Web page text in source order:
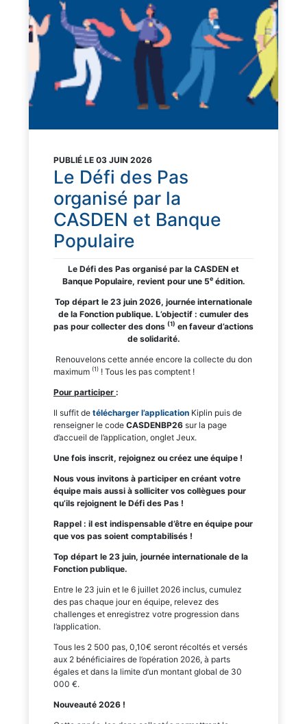
PUBLIÉ LE 03 JUIN 2026
Le Défi des Pas
organisé par la
CASDEN et Banque
Populaire
Le Défi des Pas organisé par la CASDEN et
Banque Populaire, revient pour une 5eédition.
Top départ le 23 juin 2026, journée internationale
de la Fonction publique. L’objectif : cumuler des
pas pour collecter des dons (1) en faveur d’actions
de solidarité.
Renouvelons cette année encore la collecte du don
maximum (1) ! Tous les pas comptent !
Pour participer :
Il suffit de télécharger l’application Kiplin puis de
renseigner le code CASDENBP26 sur la page
d’accueil de l’application, onglet Jeux.
Une fois inscrit, rejoignez ou créez une équipe !
Nous vous invitons à participer en créant votre
équipe mais aussi à solliciter vos collègues pour
qu’ils rejoignent le Défi des Pas !
Rappel : il est indispensable d’être en équipe pour
que vos pas soient comptabilisés !
Top départ le 23 juin, journée internationale de la
Fonction publique.
Entre le 23 juin et le 6 juillet 2026 inclus, cumulez
des pas chaque jour en équipe, relevez des
challenges et enregistrez votre progression dans
l’application.
Tous les 2 500 pas, 0,10€ seront récoltés et versés
aux 2 bénéficiaires de l’opération 2026, à parts
égales et dans la limite d’un montant global de 30
000 €.
Nouveauté 2026 !